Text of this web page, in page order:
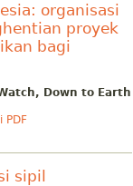
organisasi
proyek
bagi
Down to Earth
PDF
sipil